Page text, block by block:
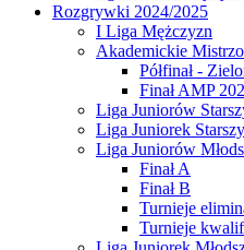
Rozgrywki 2024/2025
I Liga Mężczyzn
Akademickie
Półfinał -
Finał AMP
Liga Juniorów
Liga Juniorek
Liga Juniorów
Finał A
Finał B
Turnieje
Turnieje